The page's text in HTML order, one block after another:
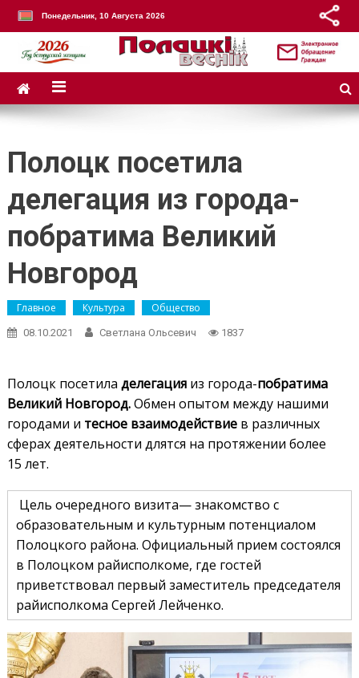
Понедельник, 10 Августа 2026
Полоцк посетила
делегация из города-
побратима Великий
Новгород
Главное Культура Общество
08.10.2021 Светлана Ольсевич 1837
Полоцк посетила делегацияиз города-побратима
Великий Новгород.Обмен опытом между нашими
городами и тесное взаимодействиев различных
сферах деятельности длятся на протяжении более
15 лет.
Цель очередного визита— знакомство с
образовательным и культурным потенциалом
Полоцкого района. Официальный прием состоялся
в Полоцком райисполкоме, где гостей
приветствовал первый заместитель председателя
райисполкома Сергей Лейченко.